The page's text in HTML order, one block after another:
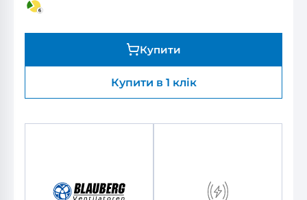
Купити
Купити в 1 клік